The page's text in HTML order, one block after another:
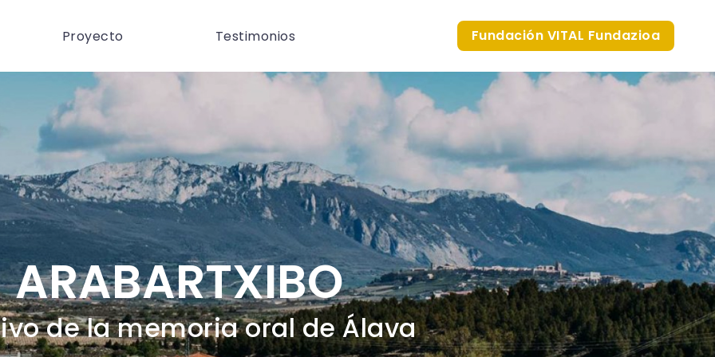
Proyecto Testimonios Fundación VITAL Fundazioa
ARABARTXIBO
de la memoria oral de Álava